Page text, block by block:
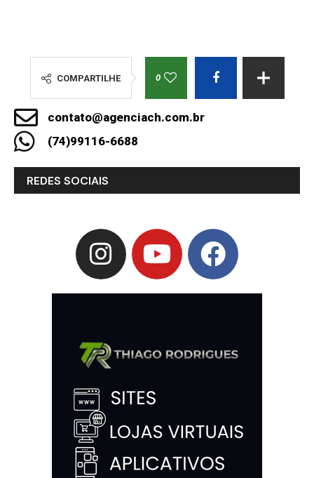
COMPARTILHE 0
contato@agenciach.com.br
(74)99116-6688
REDES SOCIAIS